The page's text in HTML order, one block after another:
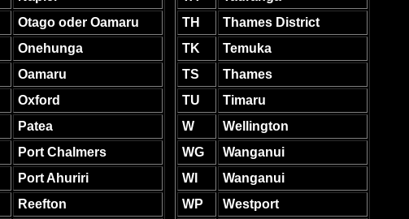
Otago oder Oamaru
Onehunga
Oamaru
Oxford
Patea
Port Chalmers
Port Ahuriri
Reefton
TH
Thames District
TK
Temuka
TS
Thames
TU
Timaru
W
Wellington
WG
Wanganui
WI
Wanganui
WP
Westport